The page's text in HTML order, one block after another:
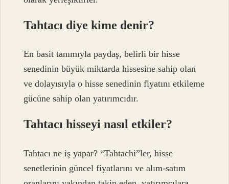
Tahtacı diye kime denir?
En basit tanımıyla paydaş, belirli bir hisse
senedinin büyük miktarda hissesine sahip olan
ve dolayısıyla o hisse senedinin fiyatını etkileme
gücüne sahip olan yatırımcıdır.
Tahtacı hisseyi nasıl etkiler?
Tahtacı ne iş yapar? “Tahtachi”ler, hisse
senetlerinin güncel fiyatlarını ve alım-satım